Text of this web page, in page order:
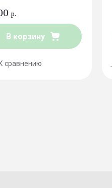
р.
В корзину
К сравнению